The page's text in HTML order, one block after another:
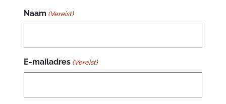
Naam (Vereist)
E-mailadres (Vereist)